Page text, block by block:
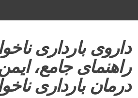
داروی بارداری
راهنمای جامع،
درمان بارداری